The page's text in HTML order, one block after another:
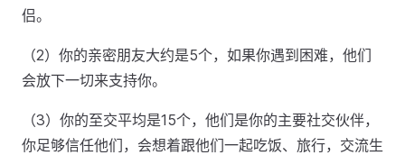
侣。
（2）你的亲密朋友大约是5个，如果你遇到困难，他们
会放下一切来支持你。
（3）你的至交平均是15个，他们是你的主要社交伙伴，
你足够信任他们，会想着跟他们一起吃饭、旅行，交流生